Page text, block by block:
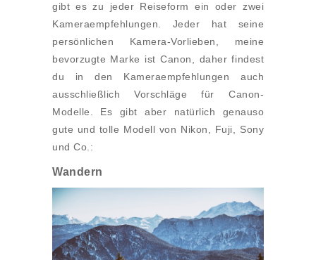
gibt es zu jeder Reiseform ein oder zwei
Kameraempfehlungen. Jeder hat seine
persönlichen Kamera-Vorlieben, meine
bevorzugte Marke ist Canon, daher findest
du in den Kameraempfehlungen auch
ausschließlich Vorschläge für Canon-
Modelle. Es gibt aber natürlich genauso
gute und tolle Modell von Nikon, Fuji, Sony
und Co.:
Wandern